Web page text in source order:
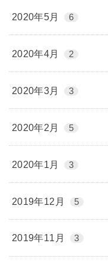
2020年5月 6
2020年4月 2
2020年3月 3
2020年2月 5
2020年1月 3
2019年12月 5
2019年11月 3